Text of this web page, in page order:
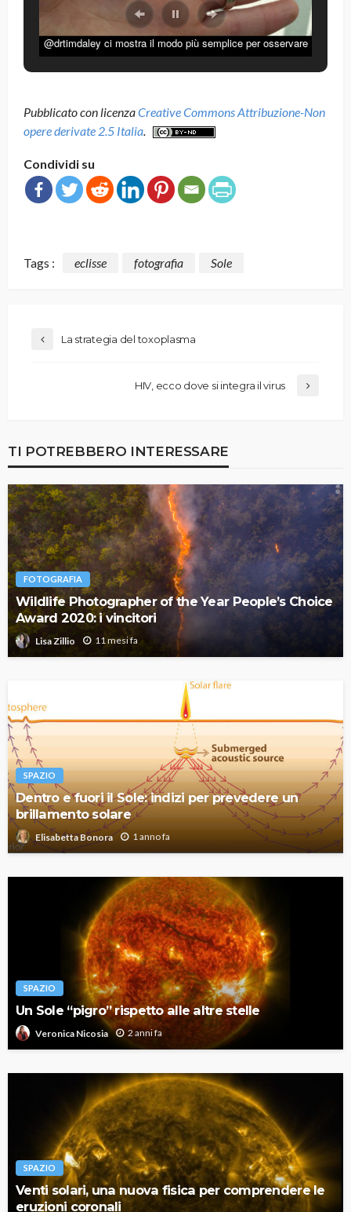
@drtimdaley ci mostra il modo più semplice per osservare
Pubblicato con licenzaCreative Commons Attribuzione-Non
opere derivate 2.5 Italia.
Condividi su
Tags : eclisse fotografia Sole
La strategia del toxoplasma
HIV, ecco dove si integra il virus
TI POTREBBERO INTERESSARE
FOTOGRAFIA
Wildlife Photographer of the Year People’s Choice
Award 2020: i vincitori
Lisa Zillio 11 mesi fa
SPAZIO
Dentro e fuori il Sole: indizi per prevedere un
brillamento solare
Elisabetta Bonora 1 anno fa
SPAZIO
Un Sole “pigro” rispetto alle altre stelle
Veronica Nicosia 2 anni fa
SPAZIO
Venti solari, una nuova fisica per comprendere le
eruzioni coronali